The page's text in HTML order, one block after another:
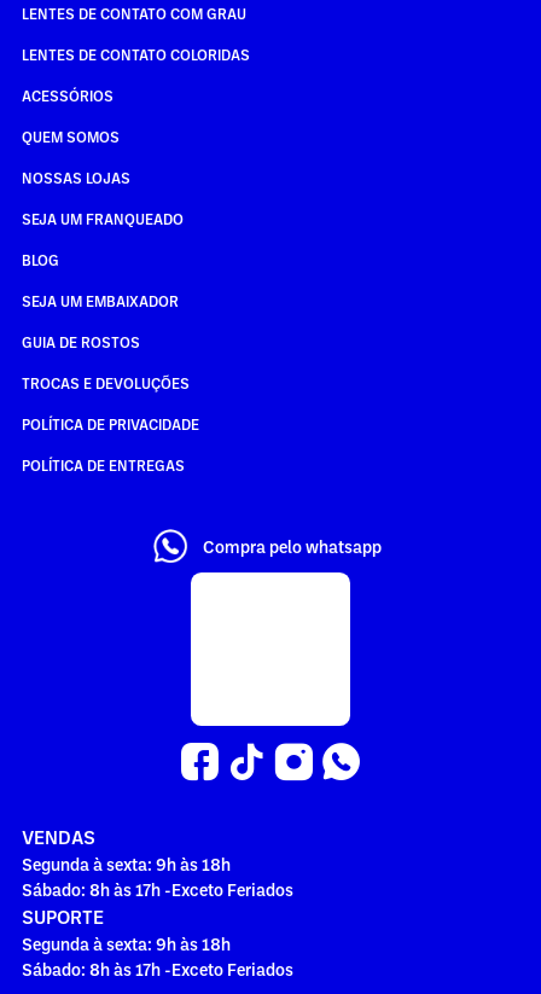
LENTES DE CONTATO COM GRAU
LENTES DE CONTATO COLORIDAS
ACESSÓRIOS
QUEM SOMOS
NOSSAS LOJAS
SEJA UM FRANQUEADO
BLOG
SEJA UM EMBAIXADOR
GUIA DE ROSTOS
TROCAS E DEVOLUÇÕES
POLÍTICA DE PRIVACIDADE
POLÍTICA DE ENTREGAS
Compra pelo whatsapp
VENDAS
Segunda à sexta: 9h às 18h
Sábado: 8h às 17h -Exceto Feriados
SUPORTE
Segunda à sexta: 9h às 18h
Sábado: 8h às 17h -Exceto Feriados